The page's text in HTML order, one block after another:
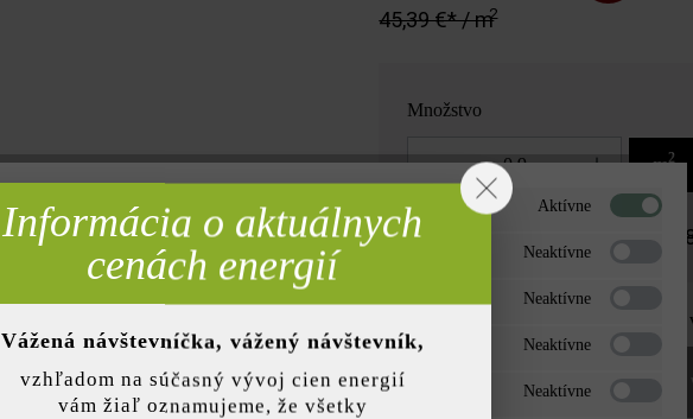
45,39 €* / m2
Množstvo
m2
= 0,9 m 23,76 €*
Poznámka: Množstvo zaokrúhlené
Nájdite predajcu
Aktívne
Neaktívne
Neaktívne
Neaktívne
Neaktívne
Informácia o aktuálnych
cenách energií
Vážená návštevníčka, vážený návštevník,
vzhľadom na súčasný vývoj cien energií
vám žiaľ oznamujeme, že všetky